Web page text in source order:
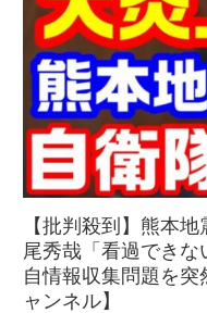
【批判殺到】熊本
尾秀哉「看過でき
自情報収集問題を
ャンネル】